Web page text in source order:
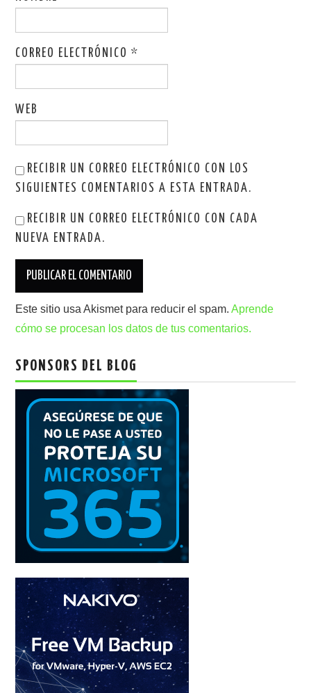
CORREO ELECTRÓNICO*
WEB
RECIBIR UN CORREO ELECTRÓNICO CON LOS
SIGUIENTES COMENTARIOS A ESTA ENTRADA.
RECIBIR UN CORREO ELECTRÓNICO CON CADA
NUEVA ENTRADA.
Este sitio usa Akismet para reducir el spam.Aprende
cómo se procesan los datos de tus comentarios.
SPONSORS DEL BLOG